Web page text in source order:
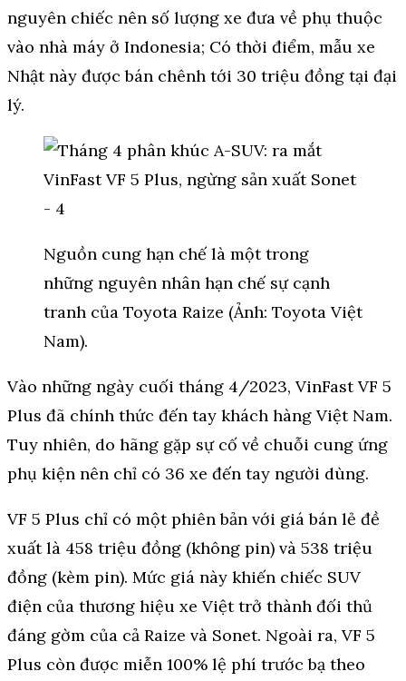
nguyên chiếc nên số lượng xe đưa về phụ thuộc
vào nhà máy ở Indonesia; Có thời điểm, mẫu xe
Nhật này được bán chênh tới 30 triệu đồng tại đại
lý.
Nguồn cung hạn chế là một trong
những nguyên nhân hạn chế sự cạnh
tranh của Toyota Raize (Ảnh: Toyota Việt
Nam).
Vào những ngày cuối tháng 4/2023, VinFast VF 5
Plus đã chính thức đến tay khách hàng Việt Nam.
Tuy nhiên, do hãng gặp sự cố về chuỗi cung ứng
phụ kiện nên chỉ có 36 xe đến tay người dùng.
VF 5 Plus chỉ có một phiên bản với giá bán lẻ đề
xuất là 458 triệu đồng (không pin) và 538 triệu
đồng (kèm pin). Mức giá này khiến chiếc SUV
điện của thương hiệu xe Việt trở thành đối thủ
đáng gờm của cả Raize và Sonet. Ngoài ra, VF 5
Plus còn được miễn 100% lệ phí trước bạ theo